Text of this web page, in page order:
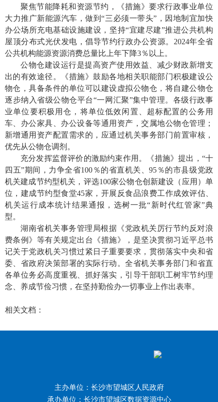
聚焦节能降耗和资源节约，《措施》要求行政事业单位
大力推广新能源汽车，做到“三必须一带头”，因地制宜加快
办公场所充电基础设施建设，坚持“宜建尽建”推进公共机构
屋顶分布式光伏发电，倡导节约行政办公资源。 2024年全省
公共机构能源资源消费总量比上年下降3％ 以上。
公物仓建设运行是提高资产使用效益、减少财政新增支
出的有效途径。《措施》鼓励各地相关职能部门积极建设公
物仓，具备条件的单位可以建设虚拟公物仓，将自建公物仓
逐步纳入省级公物仓平台“一网汇聚”集中管理。各级行政事
业单位要积极用仓，将单位低效闲置、超标配置的公务用
车、办公家具、办公设备等通用资产，交属地公物仓管理；
新增通用资产配置需求的，应通过机关事务部门前置审核，
优先从公物仓调剂。
充分发挥监督评价的激励约束作用。《措施》提出， “十
四五”期间，力争全省100％的省直机关、95％的市县级党政
机关建成节约型机关，评选100家公物仓创新建设（应用）单
位，建成节约型食堂45家，开展反食品浪费工作成效评估、
机关运行成本统计结果通报，选树一批“新时代红管家”典
型。
湖南省机关事务管理局根据《党政机关厉行节约反对浪
费条例》等有关规定出台《措施》，是坚决贯彻习近平总书
记关于党政机关习惯过紧日子重要要求，贯彻落实中央和省
委、省政府决策部署的实际行动。全省机关事务部门和省直
各单位务必高度重视、抓好落实，引导干部职工树牢节约理
念、养成节俭习惯，在坚持勤俭办一切事业上作出表率。
相关文档：
主办单位：长沙市望城区人民政府
承办单位：长沙市望城区数据资源中心